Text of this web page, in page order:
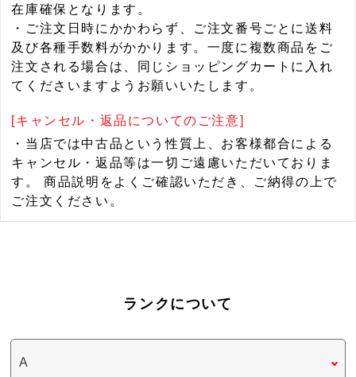
在庫確保となります。
・ご注文日時にかかわらず、ご注文番号ごとに送料
及び各種手数料がかかります。一度に複数商品をご
注文される場合は、同じショッピングカートに入れ
てくださいますようお願いいたします。
[キャンセル・返品についてのご注意]
・当店では中古品という性質上、お客様都合による
キャンセル・返品等は一切ご遠慮いただいておりま
す。 商品説明をよくご確認いただき、ご納得の上で
ご注文ください。
ランクについて